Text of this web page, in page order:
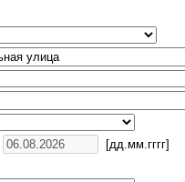
[дд.мм.гггг]